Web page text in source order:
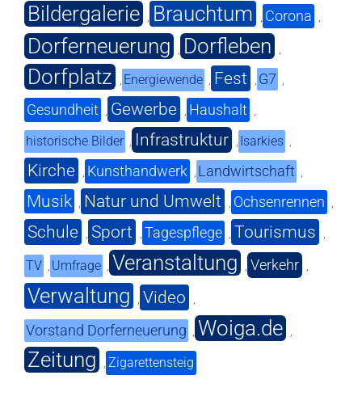
Bildergalerie , Brauchtum , Corona ,
Dorferneuerung , Dorfleben ,
Dorfplatz , Energiewende , Fest , G7 ,
Gesundheit , Gewerbe , Haushalt ,
historische Bilder , Infrastruktur , Isarkies ,
Kirche , Kunsthandwerk , Landwirtschaft ,
Musik , Natur und Umwelt , Ochsenrennen ,
Schule , Sport , Tagespflege , Tourismus ,
TV , Umfrage , Veranstaltung , Verkehr ,
Verwaltung , Video ,
Vorstand Dorferneuerung , Woiga.de ,
Zeitung , Zigarettensteig